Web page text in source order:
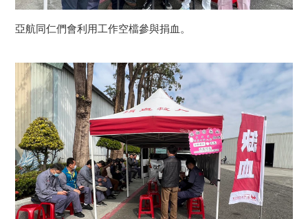
亞航同仁們會利用工作空檔參與捐血。